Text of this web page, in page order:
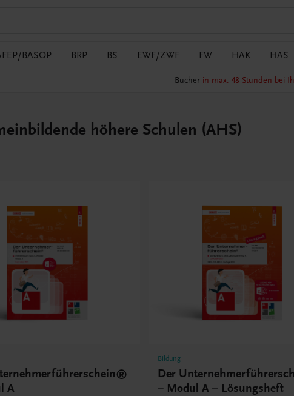
BASOP BRP BS EWF/ZWF FW HAK HAS
Bücher in max. 48 Stunden bei
höhere Schulen (AHS)
A
Bildung
Der
– Modul A – Lösungsheft